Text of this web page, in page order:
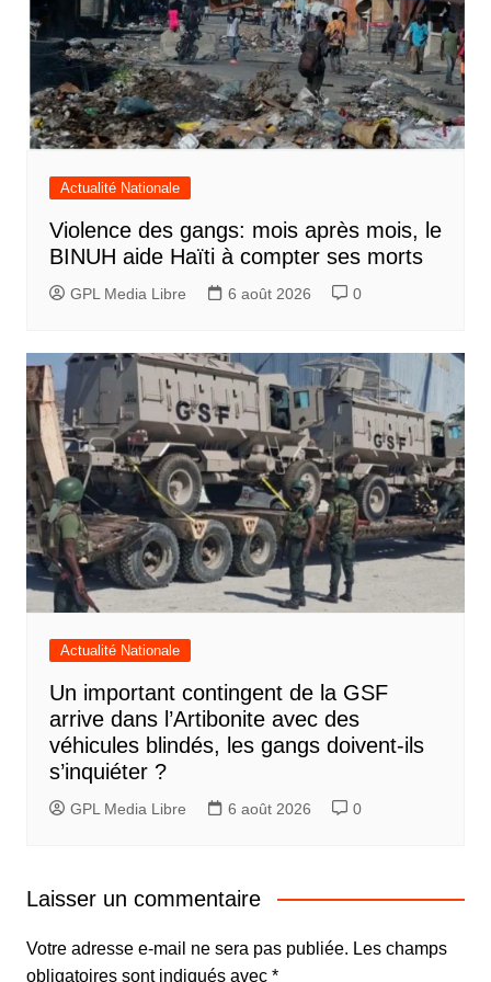
Actualité Nationale
Violence des gangs: mois après mois, le
BINUH aide Haïti à compter ses morts
GPL Media Libre 6 août 2026 0
Actualité Nationale
Un important contingent de la GSF
arrive dans l’Artibonite avec des
véhicules blindés, les gangs doivent-ils
s’inquiéter ?
GPL Media Libre 6 août 2026 0
Laisser un commentaire
Votre adresse e-mail ne sera pas publiée. Les champs
obligatoires sont indiqués avec *